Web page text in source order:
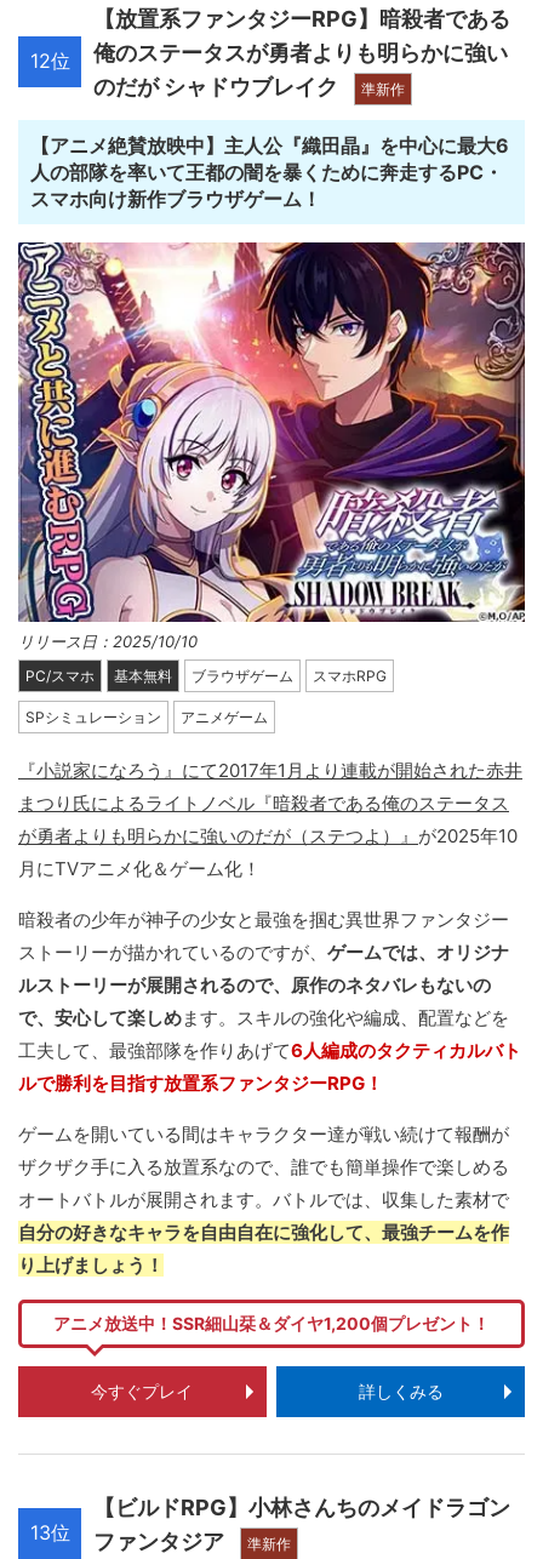
12位
【放置系ファンタジーRPG】暗殺者である
俺のステータスが勇者よりも明らかに強い
のだが シャドウブレイク
準新作
【アニメ絶賛放映中】主人公『織田晶』を中心に最大6
人の部隊を率いて王都の闇を暴くために奔走するPC・
スマホ向け新作ブラウザゲーム！
リリース日：2025/10/10
PC/スマホ 基本無料 ブラウザゲーム スマホRPG
SPシミュレーション アニメゲーム
『小説家になろう』にて2017年1月より連載が開始された赤井
まつり氏によるライトノベル『暗殺者である俺のステータス
が勇者よりも明らかに強いのだが（ステつよ）』 が2025年10
月にTVアニメ化＆ゲーム化！
暗殺者の少年が神子の少女と最強を掴む異世界ファンタジー
ストーリーが描かれているのですが、 ゲームでは、オリジナ
ルストーリーが展開されるので、原作のネタバレもないの
で、安心して楽しめます。スキルの強化や編成、配置などを
工夫して、最強部隊を作りあげて6人編成のタクティカルバト
ルで勝利を目指す放置系ファンタジーRPG！
ゲームを開いている間はキャラクター達が戦い続けて報酬が
ザクザク手に入る放置系なので、誰でも簡単操作で楽しめる
オートバトルが展開されます。バトルでは、収集した素材で
自分の好きなキャラを自由自在に強化して、最強チームを作
り上げましょう！
アニメ放送中！SSR細山栞＆ダイヤ1,200個プレゼント！
今すぐプレイ 詳しくみる
13位
【ビルドRPG】小林さんちのメイドラゴン
ファンタジア
準新作